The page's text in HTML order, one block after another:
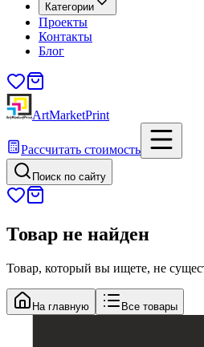
Категории
Проекты
Контакты
Блог
ArtMarketPrint
Рассчитать стоимость
Поиск по сайту
Товар не найден
Товар, который вы ищете, не
На главную Все товары